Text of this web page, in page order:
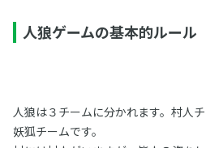
人狼ゲームの基本的ルール
人狼は３チームに分かれます。村人
妖狐チームです。